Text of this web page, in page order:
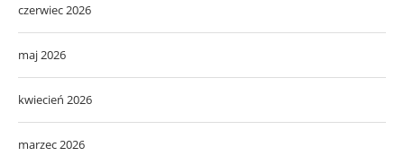
czerwiec 2026
maj 2026
kwiecień 2026
marzec 2026